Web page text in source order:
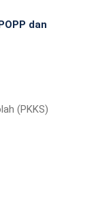
dan
(PKKS)